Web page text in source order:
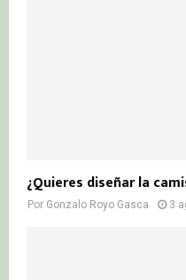
¿Quieres diseñar la
Por Gonzalo Royo Gasca 3